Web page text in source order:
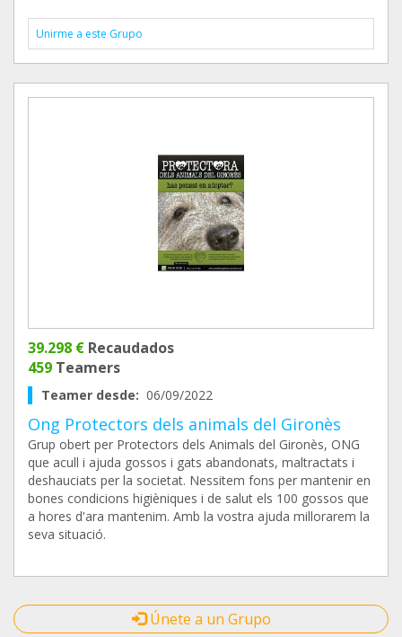
Unirme a este Grupo
39.298 € Recaudados
459 Teamers
Teamer desde: 06/09/2022
Ong Protectors dels animals del Gironès
Grup obert per Protectors dels Animals del Gironès, ONG
que acull i ajuda gossos i gats abandonats, maltractats i
deshauciats per la societat. Nessitem fons per mantenir en
bones condicions higièniques i de salut els 100 gossos que
a hores d'ara mantenim. Amb la vostra ajuda millorarem la
seva situació.
Únete a un Grupo